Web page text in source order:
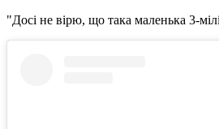
"Досі не вірю, що така маленька 3-